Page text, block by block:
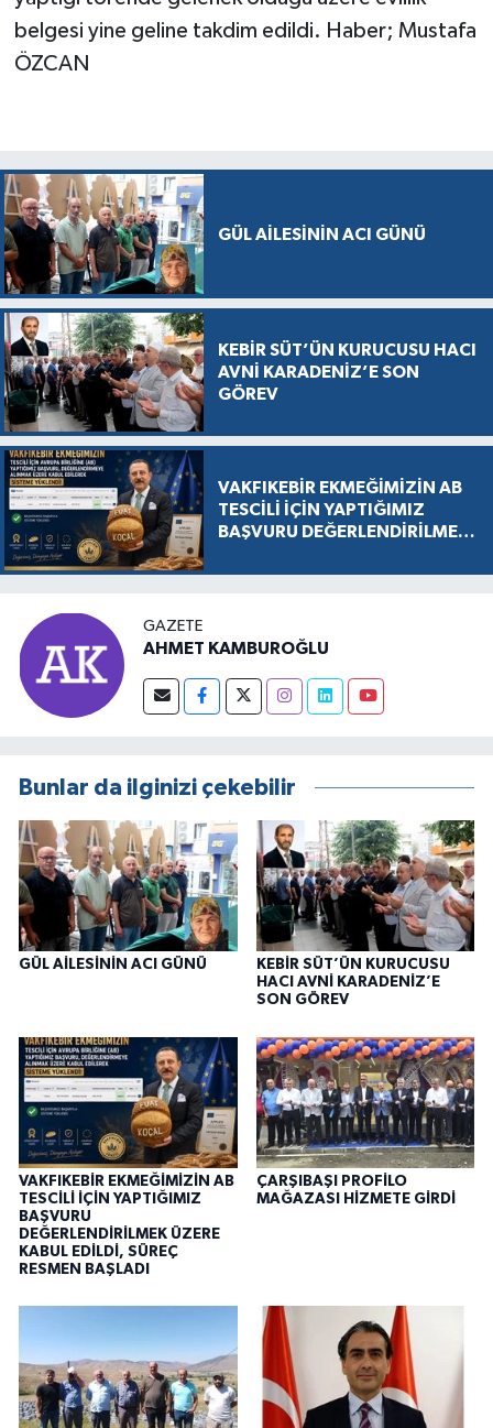
belgesi yine geline takdim edildi. Haber; Mustafa
ÖZCAN
GÜL AİLESİNİN ACI GÜNÜ
KEBİR SÜT’ÜN KURUCUSU HACI
AVNİ KARADENİZ’E SON
GÖREV
VAKFIKEBİR EKMEĞİMİZİN AB
TESCİLİ İÇİN YAPTIĞIMIZ
BAŞVURU DEĞERLENDİRİLMEK
RESMEN BAŞLADI
GAZETE
AHMET KAMBUROĞLU
Bunlar da ilginizi çekebilir
GÜL AİLESİNİN ACI GÜNÜ
KEBİR SÜT’ÜN KURUCUSU
HACI AVNİ KARADENİZ’E
SON GÖREV
VAKFIKEBİR EKMEĞİMİZİN AB
TESCİLİ İÇİN YAPTIĞIMIZ
BAŞVURU
DEĞERLENDİRİLMEK ÜZERE
KABUL EDİLDİ, SÜREÇ
RESMEN BAŞLADI
ÇARŞIBAŞI PROFİLO
MAĞAZASI HİZMETE GİRDİ